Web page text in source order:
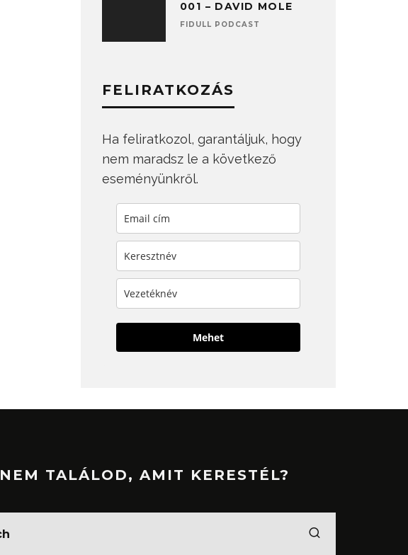
001 – DAVID MOLE
FIDULL PODCAST
FELIRATKOZÁS
Ha feliratkozol, garantáljuk, hogy
nem maradsz le a következő
eseményünkről.
Mehet
NEM TALÁLOD, AMIT KERESTÉL?